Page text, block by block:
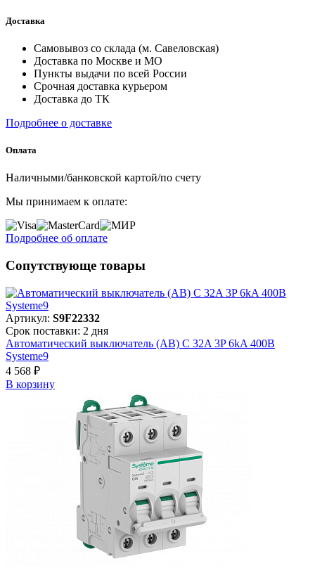
Доставка
Самовывоз со склада (м. Савеловская)
Доставка по Москве и МО
Пункты выдачи по всей России
Срочная доставка курьером
Доставка до ТК
Подробнее о доставке
Оплата
Наличными/банковской картой/по счету
Мы принимаем к оплате:
Подробнее об оплате
Сопутствующе товары
Артикул: S9F22332
Срок поставки: 2 дня
Автоматический выключатель (АВ) C 32A 3P 6kA 400В
Systeme9
4 568 ₽
В корзинy